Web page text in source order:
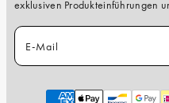
exklusiven Produkteinführungen
E-Mail
Zahlungsarten